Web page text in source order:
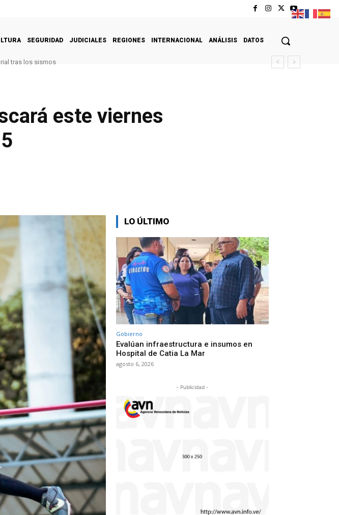
SEGURIDAD JUDICIALES REGIONES INTERNACIONAL ANÁLISIS DATOS
tras los sismos
este viernes
LO ÚLTIMO
Gobierno
Evalúan infraestructura e insumos en
Hospital de Catia La Mar
agosto 6, 2026
- Publicidad -